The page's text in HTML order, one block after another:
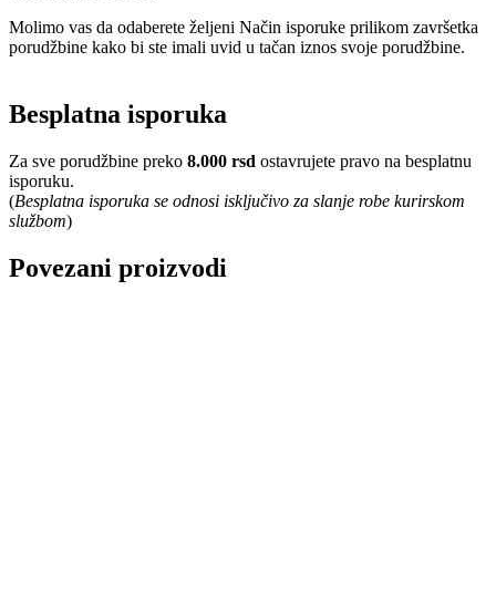
Molimo vas da odaberete željeni Način isporuke prilikom završetka
porudžbine kako bi ste imali uvid u tačan iznos svoje porudžbine.
Besplatna isporuka
Za sve porudžbine preko 8.000 rsd ostavrujete pravo na besplatnu
isporuku.
(Besplatna isporuka se odnosi isključivo za slanje robe kurirskom
službom)
Povezani proizvodi